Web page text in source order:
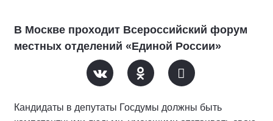
В Москве проходит Всероссийский форум
местных отделений «Единой России»
Кандидаты в депутаты Госдумы должны быть